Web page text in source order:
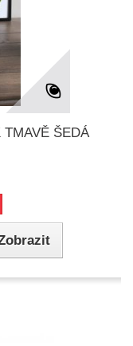
TMAVĚ ŠEDÁ